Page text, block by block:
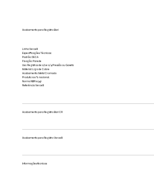
Acabamento para Registro Bari
Linha Vercelli
Especificações Técnicas:
Padrão: DECA
Fixação: Parede
Uso: Registros de 1.1/2 e 1.1/4 Pressão ou Gaveta
Material: Liga de Cobre
Acabamento: Metal Cromado
Produto: 100% nacional.
Norma NBR 10347
Referência Vercelli
Acabamento para Registro Bari CR
Acabamento para Registro Vercelli
Informações técnicas